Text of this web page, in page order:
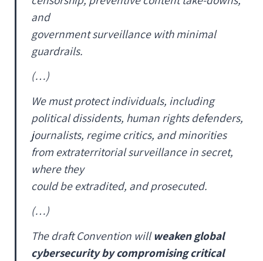
and
government surveillance with minimal
guardrails.
(…)
We must protect individuals, including
political dissidents, human rights defenders,
journalists, regime critics, and minorities
from extraterritorial surveillance in secret,
where they
could be extradited, and prosecuted.
(…)
The draft Convention willweaken global
cybersecurity by compromising critical